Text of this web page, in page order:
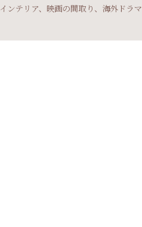
インテリア、映画の間取り、海外ドラマ